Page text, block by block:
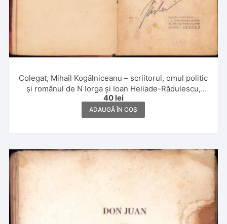
Colegat, Mihail Kogălniceanu – scriitorul, omul politic
și românul de N Iorga și Ioan Heliade-Rădulescu,
Începuturile filosofiei și sociologiei române de G D
Scraba
40 lei
ADAUGĂ ÎN COȘ